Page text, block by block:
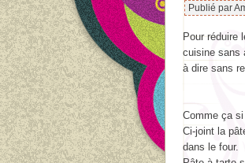
Publié par
Pour réduire
cuisine sans
à dire sans
Comme ça
Ci-joint la
dans le four.